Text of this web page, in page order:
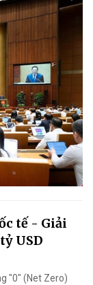
tế - Giải
USD
"0" (Net Zero)